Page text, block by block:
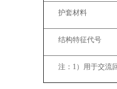
护套材料
结构特征代号
注：1）用于交流